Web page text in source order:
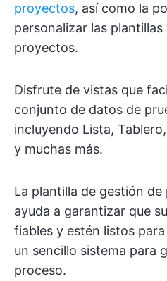
proyectos, así como la
personalizar las
proyectos.
Disfrute de vistas que
conjunto de datos de
incluyendo Lista,
y muchas más.
La plantilla de gestión de
ayuda a garantizar que
fiables y estén listos
un sencillo sistema para
proceso.